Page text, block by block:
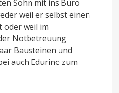
Sohn mit ins Büro
weil er selbst einen
oder weil im
Notbetreuung
Bausteinen und
auch Edurino zum